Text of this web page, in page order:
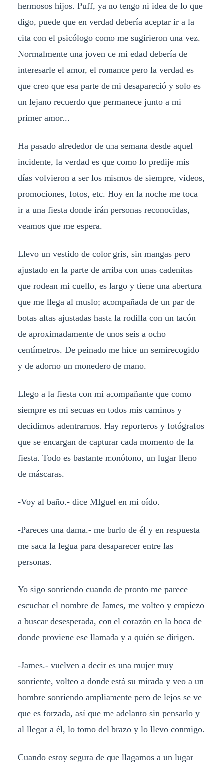
hermosos hijos. Puff, ya no tengo ni idea de lo que
digo, puede que en verdad debería aceptar ir a la
cita con el psicólogo como me sugirieron una vez.
Normalmente una joven de mi edad debería de
interesarle el amor, el romance pero la verdad es
que creo que esa parte de mi desapareció y solo es
un lejano recuerdo que permanece junto a mi
primer amor...
Ha pasado alrededor de una semana desde aquel
incidente, la verdad es que como lo predije mis
días volvieron a ser los mismos de siempre, videos,
promociones, fotos, etc. Hoy en la noche me toca
ir a una fiesta donde irán personas reconocidas,
veamos que me espera.
Llevo un vestido de color gris, sin mangas pero
ajustado en la parte de arriba con unas cadenitas
que rodean mi cuello, es largo y tiene una abertura
que me llega al muslo; acompañada de un par de
botas altas ajustadas hasta la rodilla con un tacón
de aproximadamente de unos seis a ocho
centímetros. De peinado me hice un semirecogido
y de adorno un monedero de mano.
Llego a la fiesta con mi acompañante que como
siempre es mi secuas en todos mis caminos y
decidimos adentrarnos. Hay reporteros y fotógrafos
que se encargan de capturar cada momento de la
fiesta. Todo es bastante monótono, un lugar lleno
de máscaras.
-Voy al baño.- dice MIguel en mi oído.
-Pareces una dama.- me burlo de él y en respuesta
me saca la legua para desaparecer entre las
personas.
Yo sigo sonriendo cuando de pronto me parece
escuchar el nombre de James, me volteo y empiezo
a buscar desesperada, con el corazón en la boca de
donde proviene ese llamada y a quién se dirigen.
-James.- vuelven a decir es una mujer muy
sonriente, volteo a donde está su mirada y veo a un
hombre sonriendo ampliamente pero de lejos se ve
que es forzada, así que me adelanto sin pensarlo y
al llegar a él, lo tomo del brazo y lo llevo conmigo.
Cuando estoy segura de que llagamos a un lugar